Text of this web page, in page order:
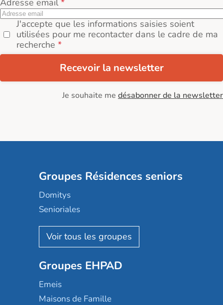
Adresse email
J'accepte que les informations saisies soient
utilisées pour me recontacter dans le cadre de ma
recherche
Recevoir la newsletter
Je souhaite me désabonner de la newsletter
Groupes Résidences seniors
Domitys
Senioriales
Nohée
Les Résidentiels
Mobicap
Domusvi
Happy Senior
Groupes EHPAD
Emeis
Maisons de Famille